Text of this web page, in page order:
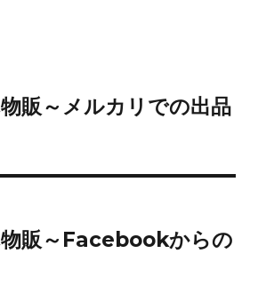
販～メルカリでの出品
販～Facebookからの